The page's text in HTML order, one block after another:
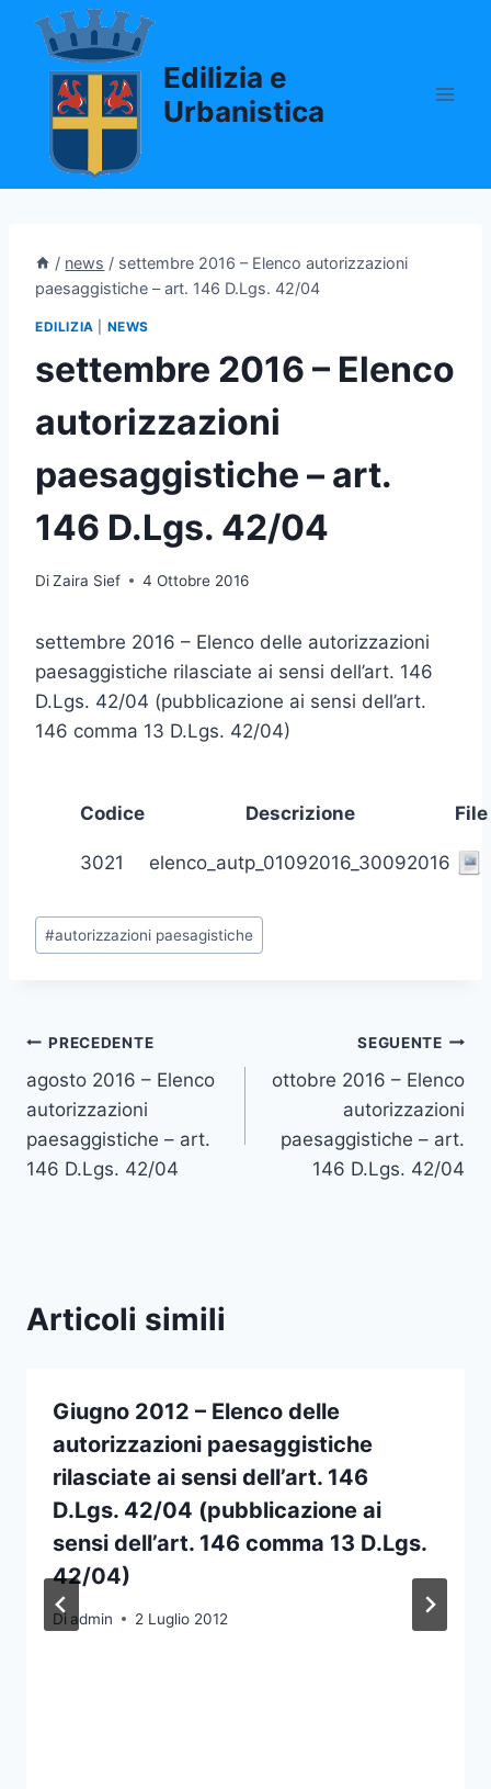
Salta
contenuto
Edilizia e
Urbanistica
/ news / settembre 2016 – Elenco autorizzazioni
paesaggistiche – art. 146 D.Lgs. 42/04
EDILIZIA NEWS
settembre 2016 – Elenco
autorizzazioni
paesaggistiche – art.
146 D.Lgs. 42/04
DiZaira Sief 4 Ottobre 2016
settembre 2016 – Elenco delle autorizzazioni
paesaggistiche rilasciate ai sensi dell’art. 146
D.Lgs. 42/04 (pubblicazione ai sensi dell’art.
146 comma 13 D.Lgs. 42/04)
Codice Descrizione File
3021 elenco_autp_01092016_30092016
Tag
articolo:
#autorizzazioni paesagistiche
Navigazione
articoli
PRECEDENTE
agosto 2016 – Elenco
autorizzazioni
paesaggistiche – art.
146 D.Lgs. 42/04
SEGUENTE
ottobre 2016 – Elenco
autorizzazioni
paesaggistiche – art.
146 D.Lgs. 42/04
Articoli simili
Giugno 2012 – Elenco delle
autorizzazioni paesaggistiche
rilasciate ai sensi dell’art. 146
D.Lgs. 42/04 (pubblicazione ai
sensi dell’art. 146 comma 13 D.Lgs.
42/04)
Di admin 2 Luglio 2012